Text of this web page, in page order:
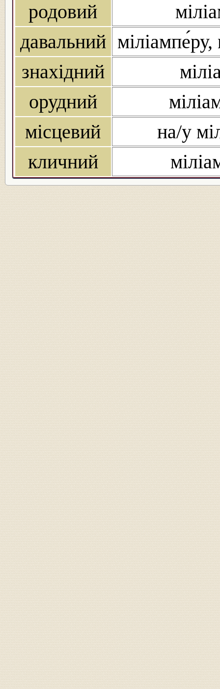
родовий
давальний міліампе́ру,
знахідний
орудний
місцевий
на/у
кличний